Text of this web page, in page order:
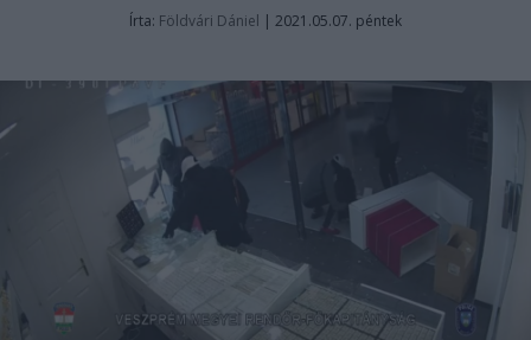
Írta: Földvári Dániel | 2021.05.07. péntek